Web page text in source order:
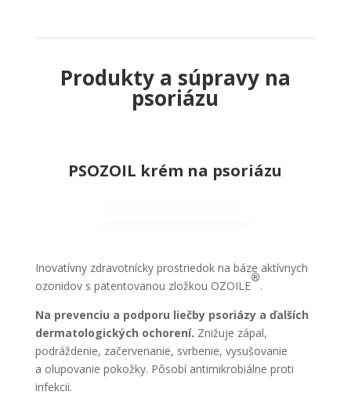
Produkty a súpravy na
psoriázu
PSOZOIL krém na psoriázu
Inovatívny zdravotnícky prostriedok na báze aktívnych
ozonidov s patentovanou zložkou OZOILE
®
.
Na prevenciu a podporu liečby psoriázy a ďalších
dermatologických ochorení. Znižuje zápal,
podráždenie, začervenanie, svrbenie, vysušovanie
a olupovanie pokožky. Pôsobí antimikrobiálne proti
infekcii.